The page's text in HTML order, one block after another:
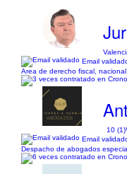
Email
Area de derecho fiscal,
10 (1)
Email
Despacho de abogados